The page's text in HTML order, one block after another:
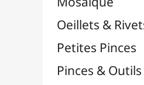
Washi Tape / Masking Tape
EFCOLOR - Émaux à Froid
Médiums, Vernis & Colles
Peintures / Couleurs